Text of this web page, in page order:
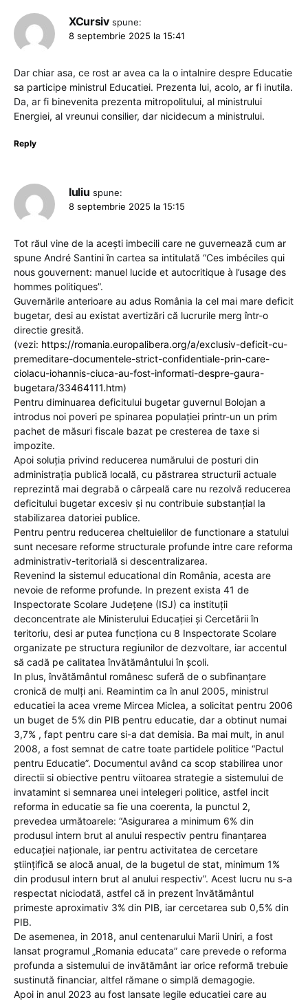
XCursiv spune:
8 septembrie 2025 la 15:41
Dar chiar asa, ce rost ar avea ca la o intalnire despre Educatie
sa participe ministrul Educatiei. Prezenta lui, acolo, ar fi inutila.
Da, ar fi binevenita prezenta mitropolitului, al ministrului
Energiei, al vreunui consilier, dar nicidecum a ministrului.
Reply
Iuliu spune:
8 septembrie 2025 la 15:15
Tot răul vine de la aceşti imbecili care ne guvernează cum ar
spune André Santini în cartea sa intitulată “Ces imbéciles qui
nous gouvernent: manuel lucide et autocritique à l’usage des
hommes politiques”.
Guvernările anterioare au adus România la cel mai mare deficit
bugetar, desi au existat avertizări că lucrurile merg într-o
directie gresită.
(vezi: https://romania.europalibera.org/a/exclusiv-deficit-cu-
premeditare-documentele-strict-confidentiale-prin-care-
ciolacu-iohannis-ciuca-au-fost-informati-despre-gaura-
bugetara/33464111.htm)
Pentru diminuarea deficitului bugetar guvernul Bolojan a
introdus noi poveri pe spinarea populației printr-un un prim
pachet de măsuri fiscale bazat pe cresterea de taxe si
impozite.
Apoi soluția privind reducerea numărului de posturi din
administraţia publică locală, cu păstrarea structurii actuale
reprezintă mai degrabă o cârpeală care nu rezolvă reducerea
deficitului bugetar excesiv și nu contribuie substanţial la
stabilizarea datoriei publice.
Pentru pentru reducerea cheltuielilor de functionare a statului
sunt necesare reforme structurale profunde intre care reforma
administrativ-teritorială si descentralizarea.
Revenind la sistemul educational din România, acesta are
nevoie de reforme profunde. In prezent exista 41 de
Inspectorate Scolare Judeţene (ISJ) ca instituții
deconcentrate ale Ministerului Educaţiei şi Cercetării în
teritoriu, desi ar putea funcţiona cu 8 Inspectorate Scolare
organizate pe structura regiunilor de dezvoltare, iar accentul
să cadă pe calitatea învătământului în şcoli.
In plus, învătământul românesc suferă de o subfinanţare
cronică de mulţi ani. Reamintim ca în anul 2005, ministrul
educatiei la acea vreme Mircea Miclea, a solicitat pentru 2006
un buget de 5% din PIB pentru educatie, dar a obtinut numai
3,7% , fapt pentru care si-a dat demisia. Ba mai mult, in anul
2008, a fost semnat de catre toate partidele politice “Pactul
pentru Educatie”. Documentul având ca scop stabilirea unor
directii si obiective pentru viitoarea strategie a sistemului de
invatamint si semnarea unei intelegeri politice, astfel incit
reforma in educatie sa fie una coerenta, la punctul 2,
prevedea următoarele: “Asigurarea a minimum 6% din
produsul intern brut al anului respectiv pentru finanțarea
educației naționale, iar pentru activitatea de cercetare
științifică se alocă anual, de la bugetul de stat, minimum 1%
din produsul intern brut al anului respectiv”. Acest lucru nu s-a
respectat niciodată, astfel că in prezent învătământul
primeste aproximativ 3% din PIB, iar cercetarea sub 0,5% din
PIB.
De asemenea, in 2018, anul centenarului Marii Uniri, a fost
lansat programul „Romania educata” care prevede o reforma
profunda a sistemului de invătământ iar orice reformă trebuie
sustinută financiar, altfel rămane o simplă demagogie.
Apoi in anul 2023 au fost lansate legile educatiei care au